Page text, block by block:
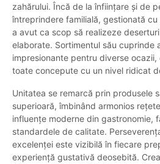
zahărului. Încă de la înființare și de
întreprindere familială, gestionată cu
a avut ca scop să realizeze
elaborate. Sortimentul său cuprinde
impresionante pentru diverse
toate concepute cu un nivel ridicat
Unitatea se remarcă prin produsele
superioară, îmbinând armonios
influențe moderne din gastronomie,
standardele de calitate.
excelenței este vizibilă în fiecare
experiență gustativă deosebită.